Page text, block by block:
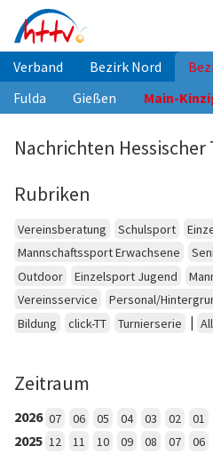
Inhalt
springen
Verband Bezirk Nord
Fulda
Gießen Main-
Nachrichten
Rubriken
Vereinsberatung Schulsport
Mannschaftssport Erwachsene
Outdoor
Einzelsport Jugend
Vereinsservice
Personal/
Bildung
click-TT Turnierserie |
Zeitraum
2026 07 06 05 04 03 02 01
2025 12 11 10 09 08 07 06